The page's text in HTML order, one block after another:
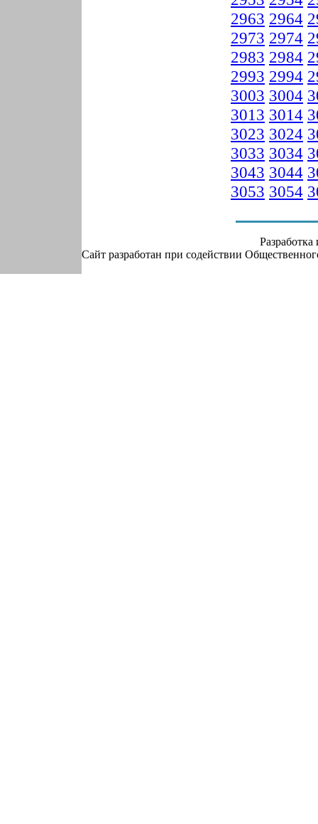
2963 2964
2973 2974
2983 2984
2993 2994
3003 3004
3013 3014
3023 3024
3033 3034
3043 3044
3053 3054
Сайт разработан при содействии